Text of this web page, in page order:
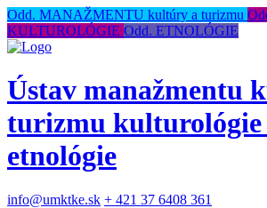
Odd. MANAŽMENTU kultúry a turizmu
KULTUROLÓGIE Odd. ETNOLÓGIE
Ústav manažmentu
turizmu kulturológie
etnológie
info@umktke.sk + 421 37 6408 361